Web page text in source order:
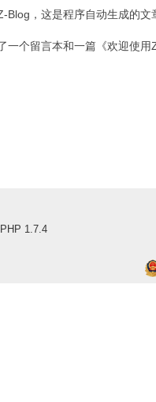
Blog，这是程序自动生成的
一个留言本和一篇《欢迎使用
1.7.4